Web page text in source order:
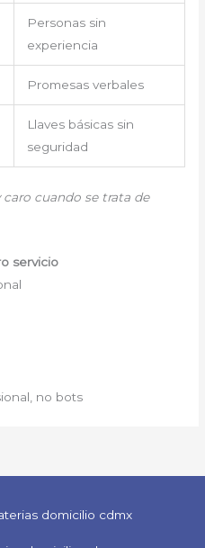
Personas sin
experiencia
Promesas verbales
Llaves básicas sin
seguridad
cuando se trata de
servicio
no bots
domicilio cdmx